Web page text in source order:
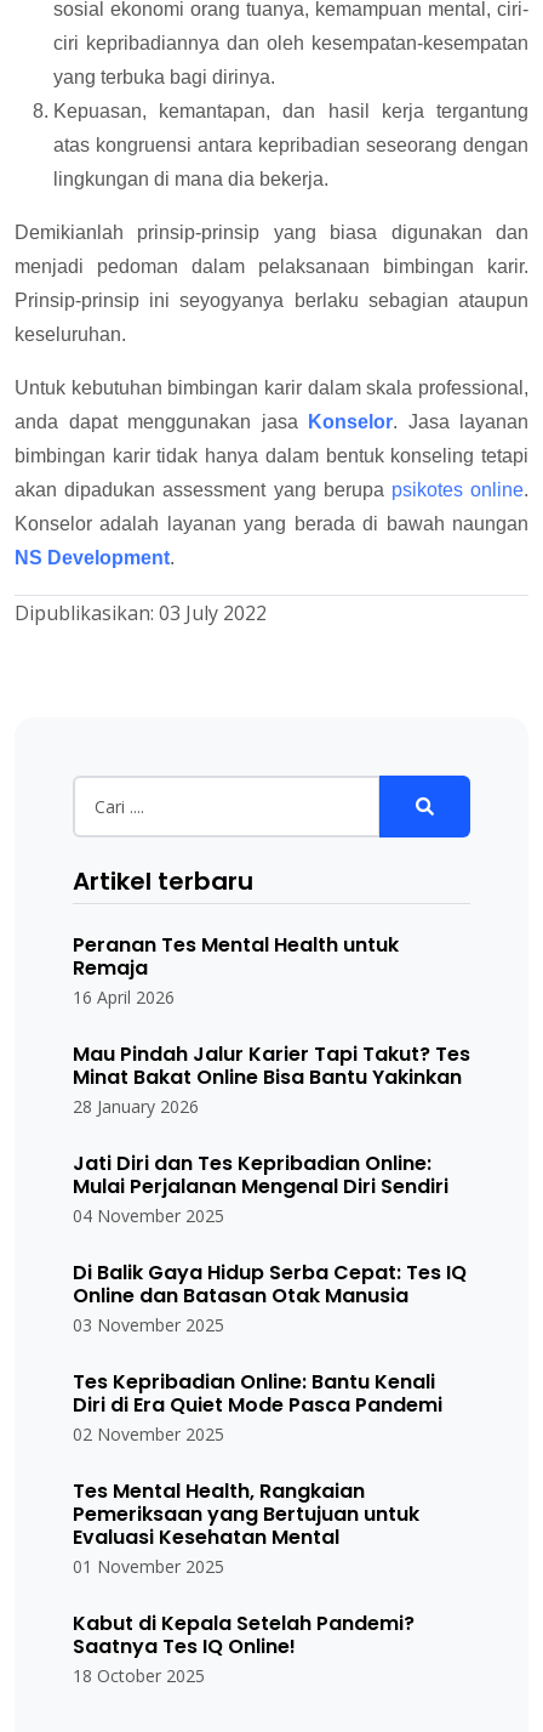
sosial ekonomi orang tuanya, kemampuan mental, ciri-
ciri kepribadiannya dan oleh kesempatan-kesempatan
yang terbuka bagi dirinya.
Kepuasan, kemantapan, dan hasil kerja tergantung
atas kongruensi antara kepribadian seseorang dengan
lingkungan di mana dia bekerja.
Demikianlah prinsip-prinsip yang biasa digunakan dan
menjadi pedoman dalam pelaksanaan bimbingan karir.
Prinsip-prinsip ini seyogyanya berlaku sebagian ataupun
keseluruhan.
Untuk kebutuhan bimbingan karir dalam skala professional,
anda dapat menggunakan jasa
Konselor. Jasa layanan
bimbingan karir tidak hanya dalam bentuk konseling tetapi
akan dipadukan assessment yang berupa psikotes online.
Konselor adalah layanan yang berada di bawah naungan
NS Development.
Dipublikasikan: 03 July 2022
Artikel terbaru
Peranan Tes Mental Health untuk
Remaja
16 April 2026
Mau Pindah Jalur Karier Tapi Takut? Tes
Minat Bakat Online Bisa Bantu Yakinkan
28 January 2026
Jati Diri dan Tes Kepribadian Online:
Mulai Perjalanan Mengenal Diri Sendiri
04 November 2025
Di Balik Gaya Hidup Serba Cepat: Tes IQ
Online dan Batasan Otak Manusia
03 November 2025
Tes Kepribadian Online: Bantu Kenali
Diri di Era Quiet Mode Pasca Pandemi
02 November 2025
Tes Mental Health, Rangkaian
Pemeriksaan yang Bertujuan untuk
Evaluasi Kesehatan Mental
01 November 2025
Kabut di Kepala Setelah Pandemi?
Saatnya Tes IQ Online!
18 October 2025